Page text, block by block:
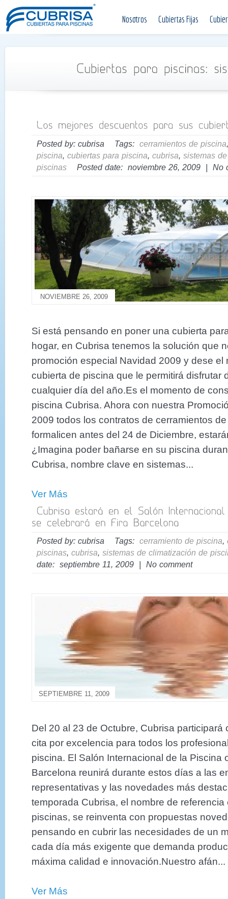
Nosotros Cubiertas Fijas
Posted by: cubrisa Tags: cerramientos de piscina
piscina, cubiertas para piscina, cubrisa, sistemas
piscinas Posted date: noviembre 26, 2009 | No
NOVIEMBRE 26, 2009
Si está pensando en poner una cubierta
hogar, en Cubrisa tenemos la solución que
promoción especial Navidad 2009 y dese el
cubierta de piscina que le permitirá disfrutar
cualquier día del año.Es el momento de
piscina Cubrisa. Ahora con nuestra
2009 todos los contratos de cerramientos
formalicen antes del 24 de Diciembre,
¿Imagina poder bañarse en su piscina
Cubrisa, nombre clave en sistemas...
Ver Más
Posted by: cubrisa Tags: cerramiento de piscina,
piscinas, cubrisa, sistemas de climatización de
date: septiembre 11, 2009 | No comment
SEPTIEMBRE 11, 2009
Del 20 al 23 de Octubre, Cubrisa participará
cita por excelencia para todos los
piscina. El Salón Internacional de la Piscina
Barcelona reunirá durante estos días a las
representativas y las novedades más
temporada Cubrisa, el nombre de
piscinas, se reinventa con propuestas
pensando en cubrir las necesidades de un
cada día más exigente que demanda
máxima calidad e innovación.Nuestro afán...
Ver Más